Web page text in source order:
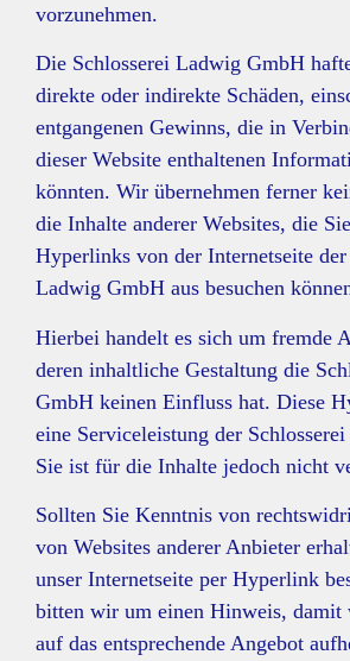
vorzunehmen.
Die Schlosserei Ladwig GmbH
direkte oder indirekte Schäden,
entgangenen Gewinns, die in
dieser Website enthaltenen
könnten. Wir übernehmen ferner
die Inhalte anderer Websites, die
Hyperlinks von der Internetseite der
Ladwig GmbH aus besuchen
Hierbei handelt es sich um fremde
deren inhaltliche Gestaltung die
GmbH keinen Einfluss hat. Diese
eine Serviceleistung der
Sie ist für die Inhalte jedoch nicht
Sollten Sie Kenntnis von
von Websites anderer Anbieter
unser Internetseite per Hyperlink
bitten wir um einen Hinweis, damit
auf das entsprechende Angebot